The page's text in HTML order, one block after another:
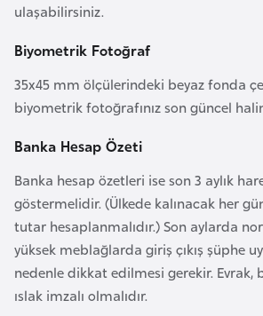
ulaşabilirsiniz.
Biyometrik Fotoğraf
35x45 mm ölçülerindeki beyaz fonda
biyometrik fotoğrafınız son güncel
Banka Hesap Özeti
Banka hesap özetleri ise son 3 aylık
göstermelidir. (Ülkede kalınacak her
tutar hesaplanmalıdır.) Son aylarda
yüksek meblağlarda giriş çıkış şüphe
nedenle dikkat edilmesi gerekir. Evrak,
ıslak imzalı olmalıdır.
B
e
i
n
o
s
n
a
H
e